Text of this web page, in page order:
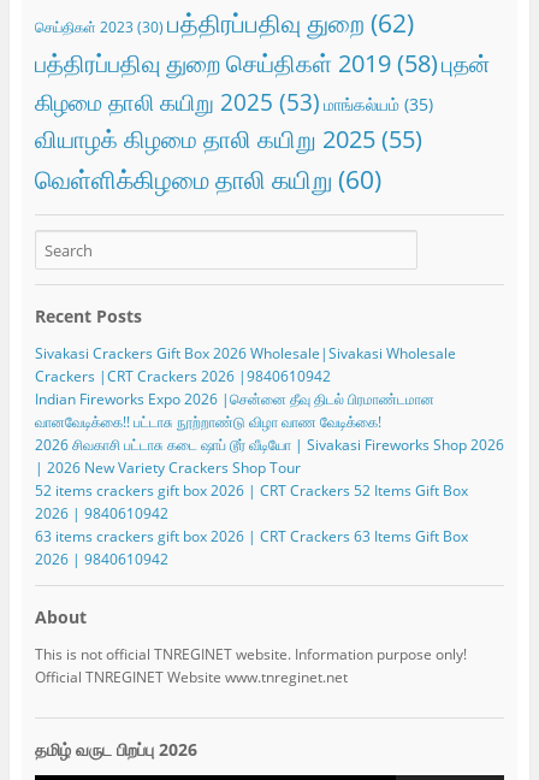
செய்திகள் 2023 (30) பத்திரப்பதிவு துறை (62)
பத்திரப்பதிவு துறை செய்திகள் 2019(58)புதன்
கிழமை தாலி கயிறு 2025 (53) மாங்கல்யம்(35)
வியாழக் கிழமை தாலி கயிறு 2025(55)
வெள்ளிக்கிழமை தாலி கயிறு (60)
Recent Posts
Sivakasi Crackers Gift Box 2026 Wholesale|Sivakasi Wholesale
Crackers |CRT Crackers 2026 |9840610942
Indian Fireworks Expo 2026 |சென்னை தீவு திடல் பிரமாண்டமான
வானவேடிக்கை!! பட்டாசு நூற்றாண்டு விழா வாண வேடிக்கை!
2026 சிவகாசி பட்டாசு கடை ஷாப் டூர் வீடியோ | Sivakasi Fireworks Shop 2026
| 2026 New Variety Crackers Shop Tour
52 items crackers gift box 2026 | CRT Crackers 52 Items Gift Box
2026 | 9840610942
63 items crackers gift box 2026 | CRT Crackers 63 Items Gift Box
2026 | 9840610942
About
This is not official TNREGINET website. Information purpose only!
Official TNREGINET Website www.tnreginet.net
தமிழ் வருட பிறப்பு 2026